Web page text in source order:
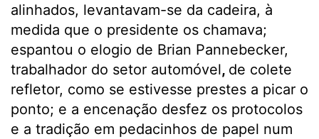
alinhados, levantavam-se da cadeira, à
medida que o presidente os chamava;
espantou o elogio de Brian Pannebecker,
trabalhador do setor automóvel, de colete
refletor, como se estivesse prestes a picar o
ponto; e a encenação desfez os protocolos
e a tradição em pedacinhos de papel num